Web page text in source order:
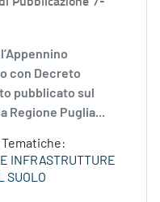
con Decreto
pubblicato sul
Regione Puglia...
INFRASTRUTTURE
SUOLO